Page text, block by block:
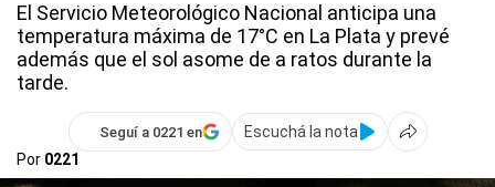
El Servicio Meteorológico Nacional anticipa una
temperatura máxima de 17°C en La Plata y prevé
además que el sol asome de a ratos durante la
tarde.
Seguí a 0221 en
Escuchá la nota
Por 0221